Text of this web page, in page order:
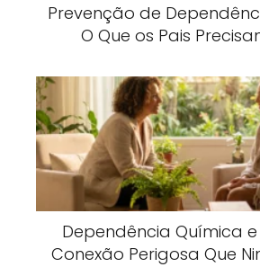
Prevenção de
O Que os Pais
Dependência Química e
Conexão Perigosa Que